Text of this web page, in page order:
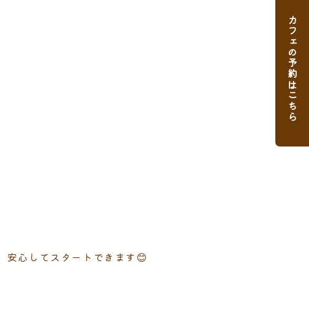
カフェの予約はこちら
安心してスタートできます😊